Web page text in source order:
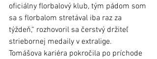
oficiálny florbalový klub, tým pádom som
sa s florbalom stretával iba raz za
týždeň,“ rozhovoril sa čerstvý držiteľ
striebornej medaily v extralige.
Tomášova kariéra pokročila po príchode